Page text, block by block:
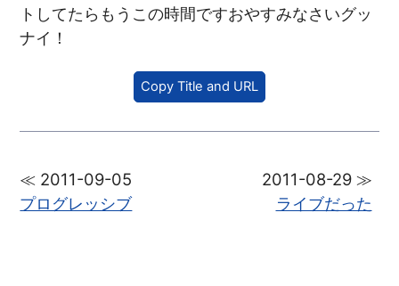
トしてたらもうこの時間ですおやすみなさいグッ
ナイ！
Copy Title and URL
≪ 2011-09-05
プログレッシブ
2011-08-29 ≫
ライブだった